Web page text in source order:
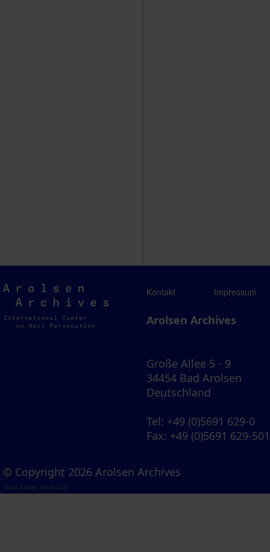
Arolsen
Archives
Kontakt Impressum
Arolsen Archives
Große Allee 5 - 9
34454 Bad Arolsen
Deutschland
Tel: +49 (0)5691 629-0
Fax: +49 (0)5691 629-501
© Copyright 2026 Arolsen Archives
Visual Library Server 2026